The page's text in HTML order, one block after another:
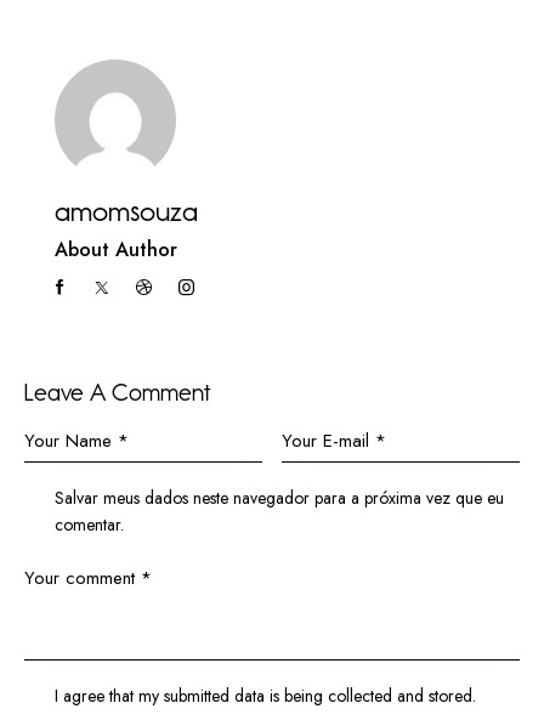
amomsouza
About Author
Leave A Comment
Salvar meus dados neste navegador para a próxima vez que eu
comentar.
I agree that my submitted data is beingcollected and stored.